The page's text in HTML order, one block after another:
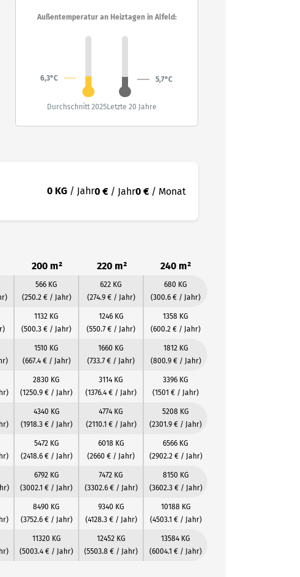
Außentemperatur an Heiztagen in Alfeld:
6,3°C 5,7°C
Durchschnitt 2025Letzte 20 Jahre
0 KG / Jahr0 € / Jahr0 € / Monat
200 m² 220 m² 240 m²
566 KG
(250.2 € / Jahr)
622 KG
(274.9 € / Jahr)
680 KG
(300.6 € / Jahr)
1132 KG
(500.3 € / Jahr)
1246 KG
(550.7 € / Jahr)
1358 KG
(600.2 € / Jahr)
1510 KG
(667.4 € / Jahr)
1660 KG
(733.7 € / Jahr)
1812 KG
(800.9 € / Jahr)
2830 KG
(1250.9 € / Jahr)
3114 KG
(1376.4 € / Jahr)
3396 KG
(1501 € / Jahr)
4340 KG
(1918.3 € / Jahr)
4774 KG
(2110.1 € / Jahr)
5208 KG
(2301.9 € / Jahr)
5472 KG
(2418.6 € / Jahr)
6018 KG
(2660 € / Jahr)
6566 KG
(2902.2 € / Jahr)
6792 KG
(3002.1 € / Jahr)
7472 KG
(3302.6 € / Jahr)
8150 KG
(3602.3 € / Jahr)
8490 KG
(3752.6 € / Jahr)
9340 KG
(4128.3 € / Jahr)
10188 KG
(4503.1 € / Jahr)
11320 KG
(5003.4 € / Jahr)
12452 KG
(5503.8 € / Jahr)
13584 KG
(6004.1 € / Jahr)